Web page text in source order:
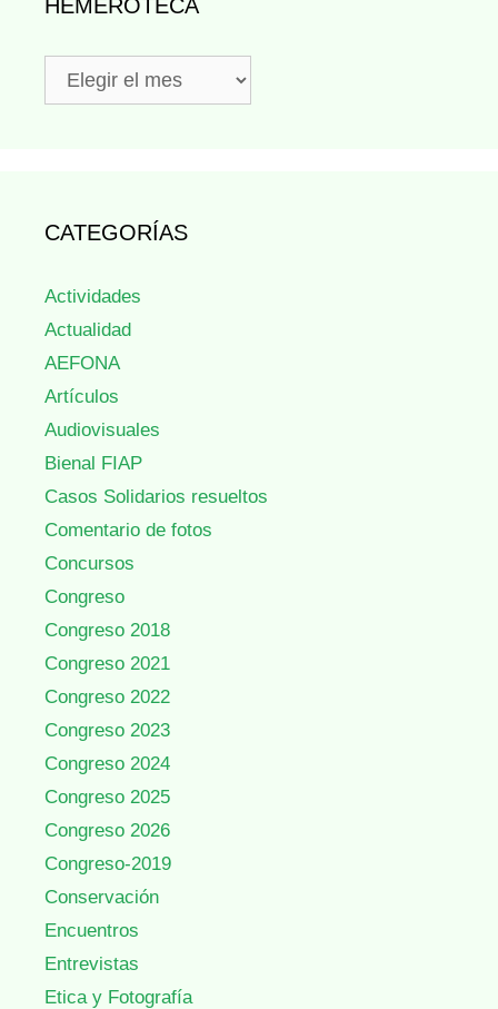
HEMEROTECA
Hemeroteca
CATEGORÍAS
Actividades
Actualidad
AEFONA
Artículos
Audiovisuales
Bienal FIAP
Casos Solidarios resueltos
Comentario de fotos
Concursos
Congreso
Congreso 2018
Congreso 2021
Congreso 2022
Congreso 2023
Congreso 2024
Congreso 2025
Congreso 2026
Congreso-2019
Conservación
Encuentros
Entrevistas
Etica y Fotografía